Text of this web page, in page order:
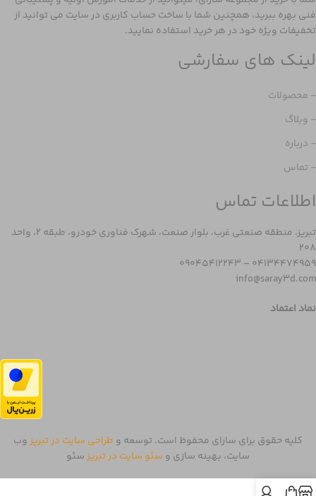
فنی بهره ببرید، همچنین شما با ساخت حساب کاربری در سایت می توانید از
تخفیفات ویژه خود در هر خرید استفاده نمایید.
لینک های سفارشی
- محصولات
- وبلاگ
- درباره
- تماس
اطلاعات تماس
تبریز، منطقه صنعتی غرب، بلوار صنعت، شهرک فناوری خودرو، طبقه 2، واحد
208
04134474959 – 09045412243
info@saray3d.com
نماد اعتماد
کلیه حقوق برای سارای محفوظ است. توسعه و طراحی سایت در تبریزوب
سایت، بهینه سازی و سئو سایت در تبریزسئو